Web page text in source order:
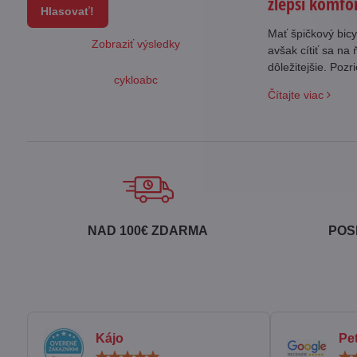
Mať špičkový
avšak cítiť sa na
dôležitejšie.
Čítajte viac
Hlasovať!
Zobraziť výsledky
cykloabc
NAD 100€ ZDARMA
Kájo